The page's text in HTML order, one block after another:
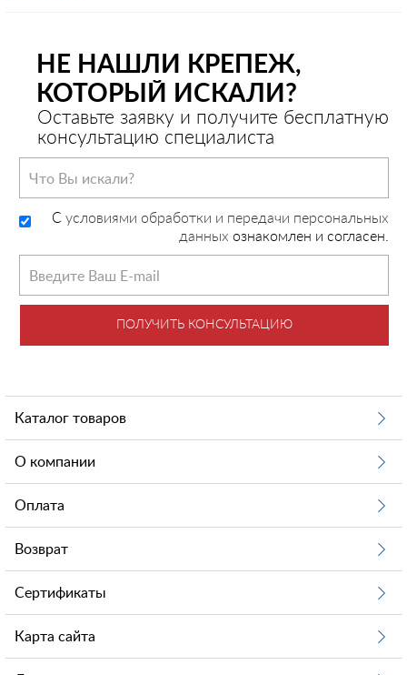
НЕ НАШЛИ КРЕПЕЖ,
КОТОРЫЙ ИСКАЛИ?
Оставьте заявку и получите бесплатную
консультацию специалиста
C условиями обработки и передачи персональных
данных ознакомлен и согласен.
ПОЛУЧИТЬ КОНСУЛЬТАЦИЮ
Каталог товаров
О компании
Оплата
Возврат
Сертификаты
Карта сайта